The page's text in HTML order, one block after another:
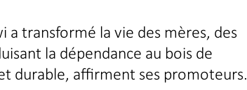
a transformé la vie des mères, des
la dépendance au bois de
durable, affirment ses promoteurs.